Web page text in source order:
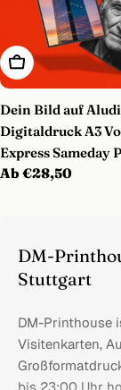
Optionen Wählen
Dein Bild auf
Digitaldruck A3
Express Sameday
Regulärer
Ab €28,50
DM-
Stuttgart
DM-Printhouse
Visitenkarten,